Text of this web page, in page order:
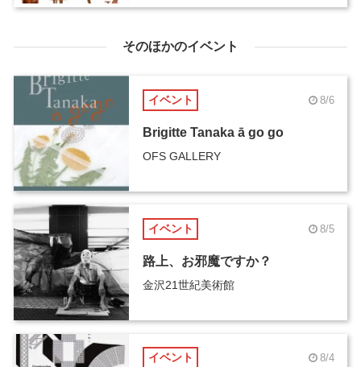
そのほかのイベント
イベント 8/6
Brigitte Tanaka ā go go
OFS GALLERY
イベント 8/5
路上、お邪魔ですか？
金沢21世紀美術館
イベント 8/4